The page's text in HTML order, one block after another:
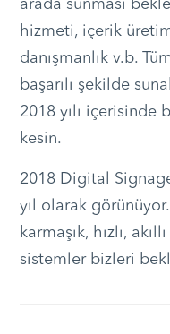
arada sunması
hizmeti, içerik
danışmanlık v.b.
başarılı şekilde
2018 yılı içerisinde
kesin.
2018 Digital
yıl olarak
karmaşık, hızlı,
sistemler bizleri